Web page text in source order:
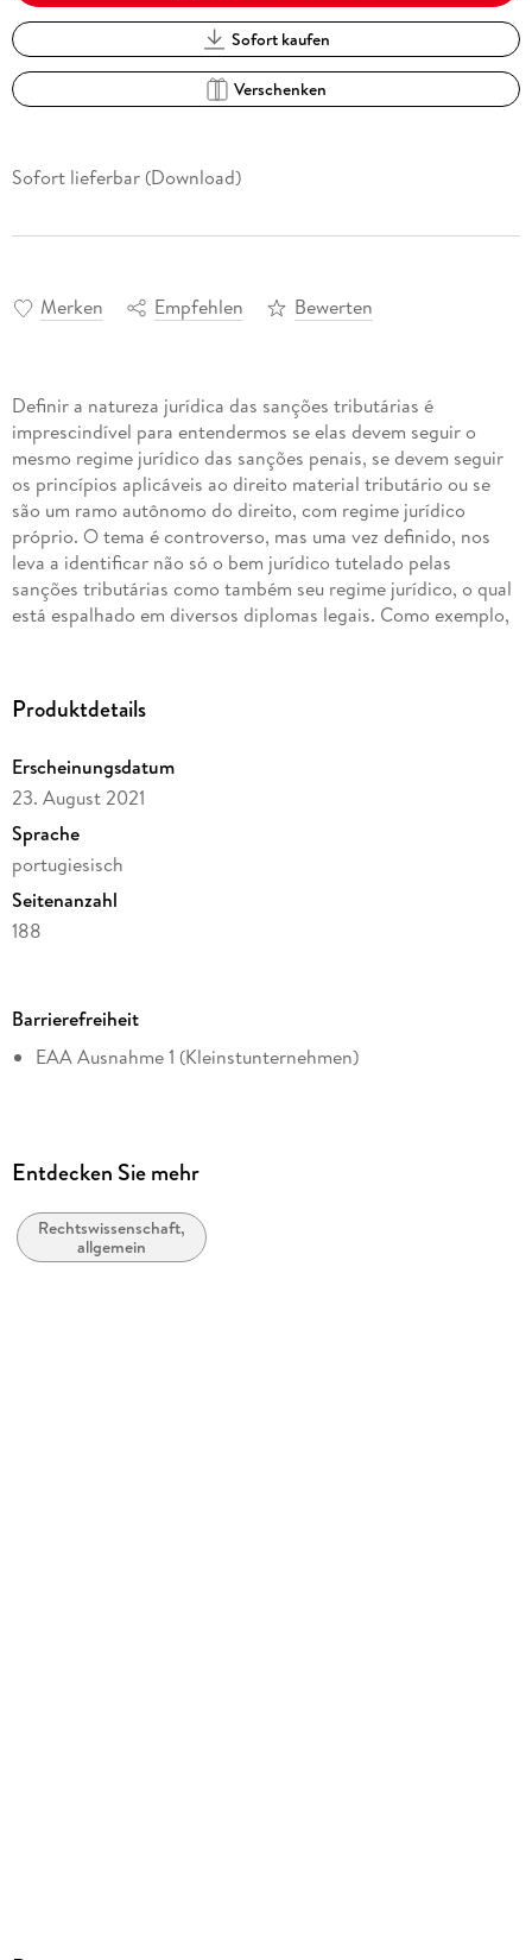
Sofort kaufen
Verschenken
Sofort lieferbar (Download)
Merken Empfehlen Bewerten
Definir a natureza jurídica das sanções tributárias é
imprescindível para entendermos se elas devem seguir o
mesmo regime jurídico das sanções penais, se devem seguir
os princípios aplicáveis ao direito material tributário ou se
são um ramo autônomo do direito, com regime jurídico
próprio. O tema é controverso, mas uma vez definido, nos
leva a identificar não só o bem jurídico tutelado pelas
sanções tributárias como também seu regime jurídico, o qual
está espalhado em diversos diplomas legais. Como exemplo,
ao direito penal, e o princípio da vedação ao efeito
Constituição Federal, atrelando sua aplicação aos tributos
em espécie.
Produktdetails
Erscheinungsdatum
23. August 2021
Sprache
portugiesisch
Seitenanzahl
188
Autor/Autorin
Jade Thomaz Veloso
Kopierschutz
Family Sharing
Ja
Barrierefreiheit
EAA Ausnahme 1 (Kleinstunternehmen)
Entdecken Sie mehr
Rechtswissenschaft,
allgemein